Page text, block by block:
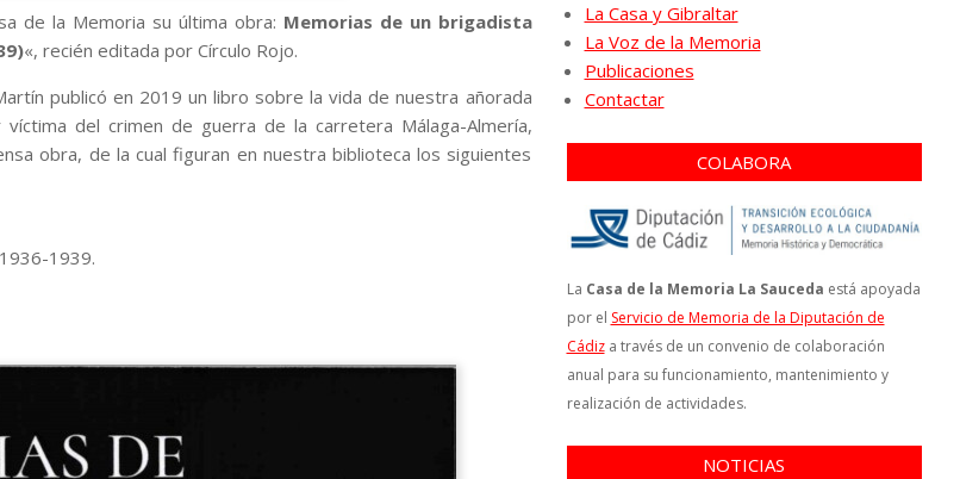
de la Memoria su última obra: Memorias de un brigadista
«, recién editada por Círculo Rojo.
publicó en 2019 un libro sobre la vida de nuestra añorada
del crimen de guerra de la carretera Málaga-Almería,
obra, de la cual figuran en nuestra biblioteca los siguientes
1939.
La Casa y Gibraltar
La Voz de la Memoria
Publicaciones
Contactar
COLABORA
La Casa de la Memoria La Sauceda está apoyada
por el Servicio de Memoria de la Diputación de
Cádiza través de un convenio de colaboración
anual para su funcionamiento, mantenimiento y
realización de actividades.
NOTICIAS